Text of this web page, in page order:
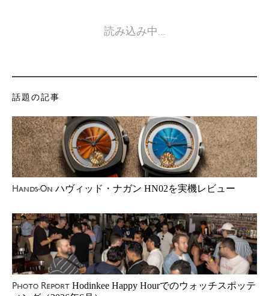
読み込み中…
話題の記事
Hands-On ハヴィッド・ナガン HN02を実機レビュー
Photo Report Hodinkee Happy Hourでのウォッチスポッテ